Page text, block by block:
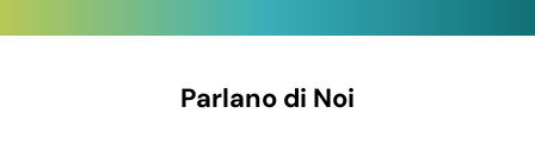
vacanze, cene tra amici o giornate in famiglia, questi
divertimento senza tempo.Parlano di Noi